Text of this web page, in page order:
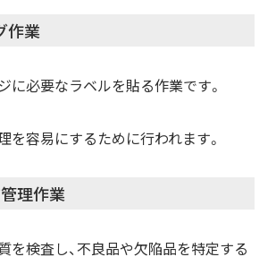
作業
に必要なラベルを貼る作業です。
を容易にするために行われます。
管理作業
を検査し、不良品や欠陥品を特定する